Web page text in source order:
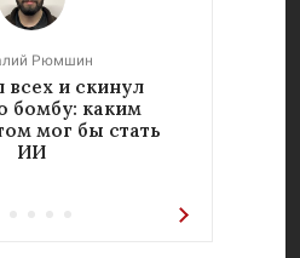
Семья и дети
Авто
Стиль
Авто
Стиль
Фото
Инфографика
Рюмшин
всех и скинул
бомбу: каким
мог бы стать
ИИ